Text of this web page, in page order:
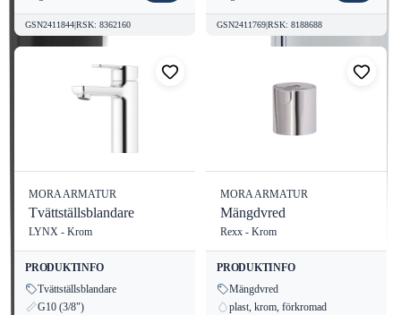
GSN2411844|RSK: 8362160 GSN2411769|RSK: 8188688
MORA ARMATUR
Tvättställsblandare
LYNX - Krom
PRODUKTINFO
Tvättställsblandare
G10 (3/8")
MORA ARMATUR
Mängdvred
Rexx - Krom
PRODUKTINFO
Mängdvred
plast, krom, förkromad